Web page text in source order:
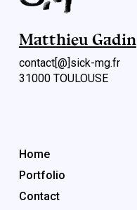
Matthieu Gadin
contact[@]sick-mg.fr
31000 TOULOUSE
Home
Portfolio
Contact